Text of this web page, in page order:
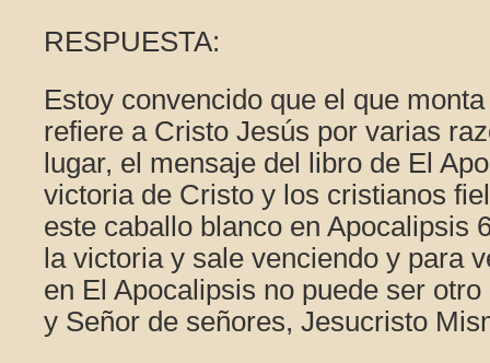
RESPUESTA:
Estoy convencido que el que
refiere a Cristo Jesús por varias
lugar, el mensaje del libro de El
victoria de Cristo y los cristianos
este caballo blanco en Apocalipsis
la victoria y sale venciendo y para
en El Apocalipsis no puede ser
y Señor de señores, Jesucristo